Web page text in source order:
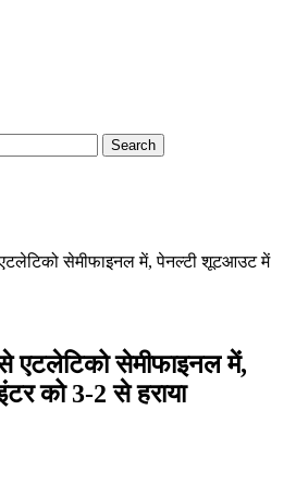
सेमीफाइनल में, पेनल्टी शूटआउट में
एटलेटिको सेमीफाइनल में,
को 3-2 से हराया